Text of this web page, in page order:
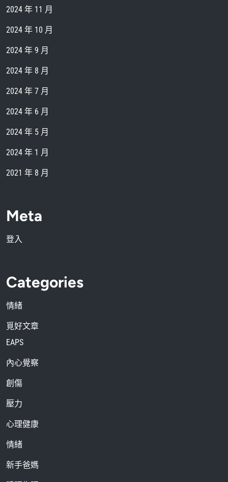
2024 年 11 月
2024 年 10 月
2024 年 9 月
2024 年 8 月
2024 年 7 月
2024 年 6 月
2024 年 5 月
2024 年 1 月
2021 年 8 月
Meta
登入
Categories
情緒
覓好文章
EAPS
內心覺察
創傷
壓力
心理健康
情緒
新手爸媽